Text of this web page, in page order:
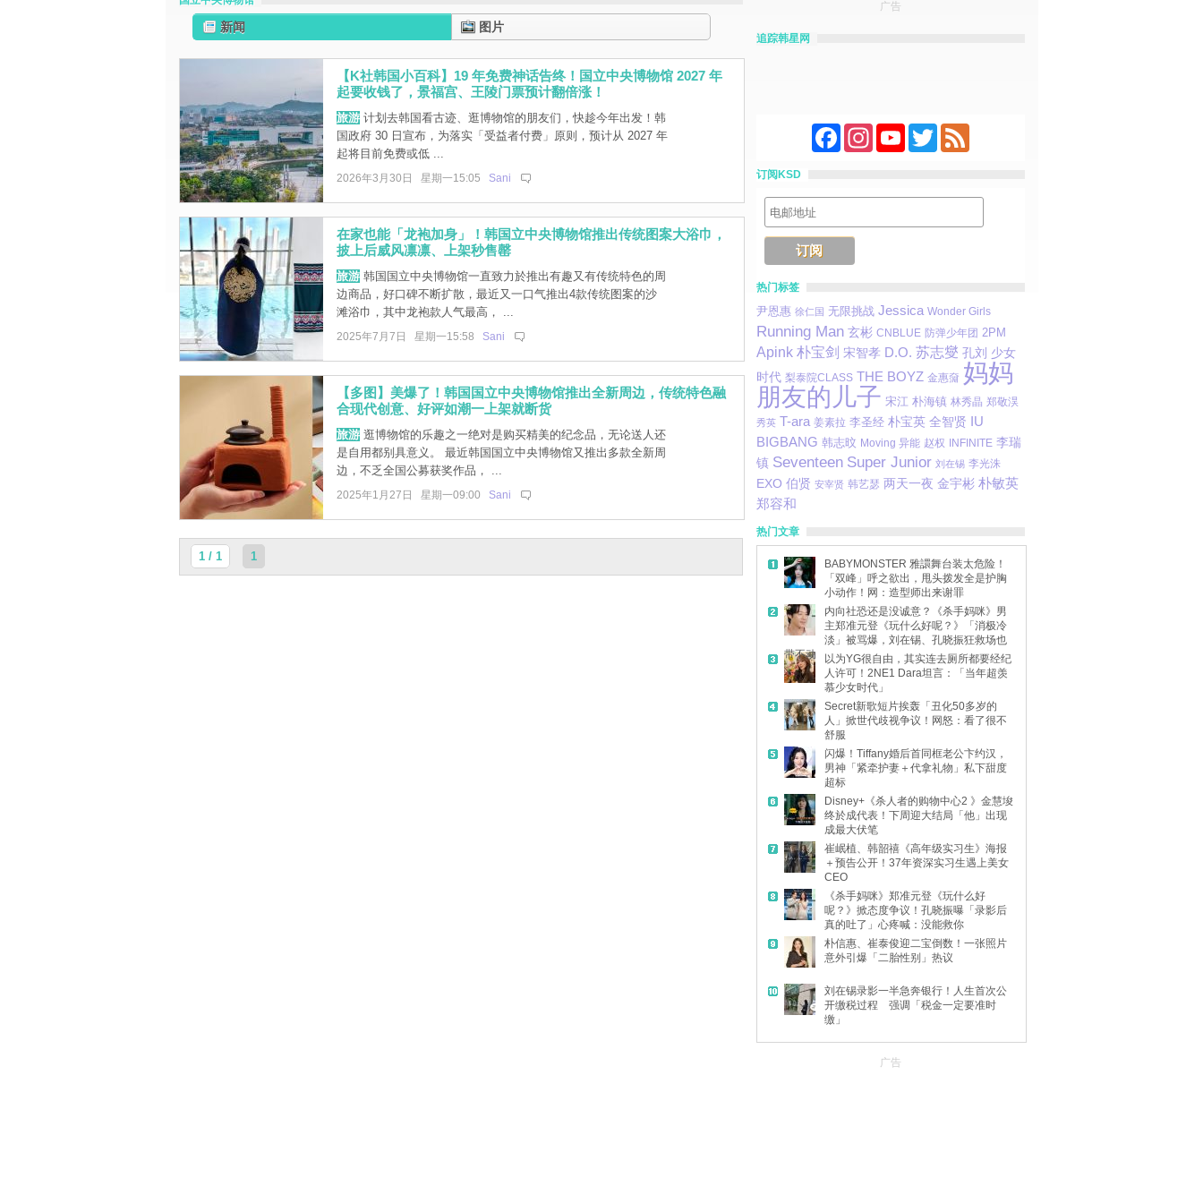
新闻 图片
【K社韩国小百科】19 年免费神话告终！国立中央博物馆 2027 年
起要收钱了，景福宫、王陵门票预计翻倍涨！
旅游计划去韩国看古迹、逛博物馆的朋友们，快趁今年出发！韩
国政府 30 日宣布，为落实「受益者付费」原则，预计从 2027 年
起将目前免费或低 ...
2026年3月30日 星期一15:05 Sani
在家也能「龙袍加身」！韩国立中央博物馆推出传统图案大浴巾，
披上后威风凛凛、上架秒售罄
旅游韩国国立中央博物馆一直致力於推出有趣又有传统特色的周
边商品，好口碑不断扩散，最近又一口气推出4款传统图案的沙
滩浴巾，其中龙袍款人气最高， ...
2025年7月7日 星期一15:58 Sani
【多图】美爆了！韩国国立中央博物馆推出全新周边，传统特色融
合现代创意、好评如潮一上架就断货
旅游逛博物馆的乐趣之一绝对是购买精美的纪念品，无论送人还
是自用都别具意义。 最近韩国国立中央博物馆又推出多款全新周
边，不乏全国公募获奖作品， ...
2025年1月27日 星期一09:00 Sani
1 / 1 1
广告
追踪韩星网
FacebookInstagramYouTubeTwitterFeed
订阅KSD
热门标签
尹恩惠 徐仁国 无限挑战 Jessica Wonder Girls
Running Man 玄彬 CNBLUE 防弹少年团 2PM
Apink 朴宝剑 宋智孝 D.O. 苏志燮 孔刘 少女
时代 梨泰院CLASS THE BOYZ 金惠奫 妈妈
朋友的儿子 宋江 朴海镇 林秀晶 郑敬淏
秀英 T-ara 姜素拉 李圣经 朴宝英 全智贤 IU
BIGBANG 韩志旼 Moving 异能 赵权 INFINITE 李瑞
镇 Seventeen Super Junior 刘在锡 李光洙
EXO 伯贤 安宰贤 韩艺瑟 两天一夜 金宇彬 朴敏英
郑容和
热门文章
BABYMONSTER 雅譞舞台装太危险！
「双峰」呼之欲出，甩头拨发全是护胸
小动作！网：造型师出来谢罪
内向社恐还是没诚意？《杀手妈咪》男
主郑准元登《玩什么好呢？》「消极冷
淡」被骂爆，刘在锡、孔晓振狂救场也
带不动
以为YG很自由，其实连去厕所都要经纪
人许可！2NE1 Dara坦言：「当年超羡
慕少女时代」
Secret新歌短片挨轰「丑化50多岁的
人」掀世代歧视争议！网怒：看了很不
舒服
闪爆！Tiffany婚后首同框老公卞约汉，
男神「紧牵护妻＋代拿礼物」私下甜度
超标
Disney+《杀人者的购物中心2 》金慧埈
终於成代表！下周迎大结局「他」出现
成最大伏笔
崔岷植、韩韶禧《高年级实习生》海报
＋预告公开！37年资深实习生遇上美女
CEO
《杀手妈咪》郑准元登《玩什么好
呢？》掀态度争议！孔晓振曝「录影后
真的吐了」心疼喊：没能救你
朴信惠、崔泰俊迎二宝倒数！一张照片
意外引爆「二胎性别」热议
刘在锡录影一半急奔银行！人生首次公
开缴税过程 强调「税金一定要准时
缴」
广告